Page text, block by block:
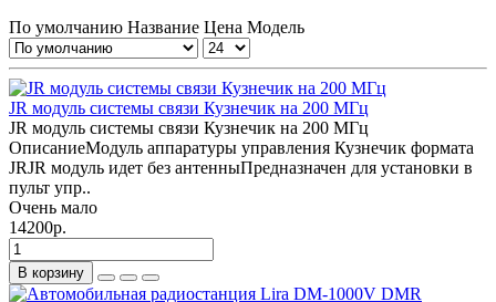
По умолчанию Название Цена Модель
JR модуль системы связи Кузнечик на 200 МГц
JR модуль системы связи Кузнечик на 200 МГц
ОписаниеМодуль аппаратуры управления Кузнечик формата
JRJR модуль идет без антенныПредназначен для установки в
пульт упр..
Очень мало
14200р.
В корзину